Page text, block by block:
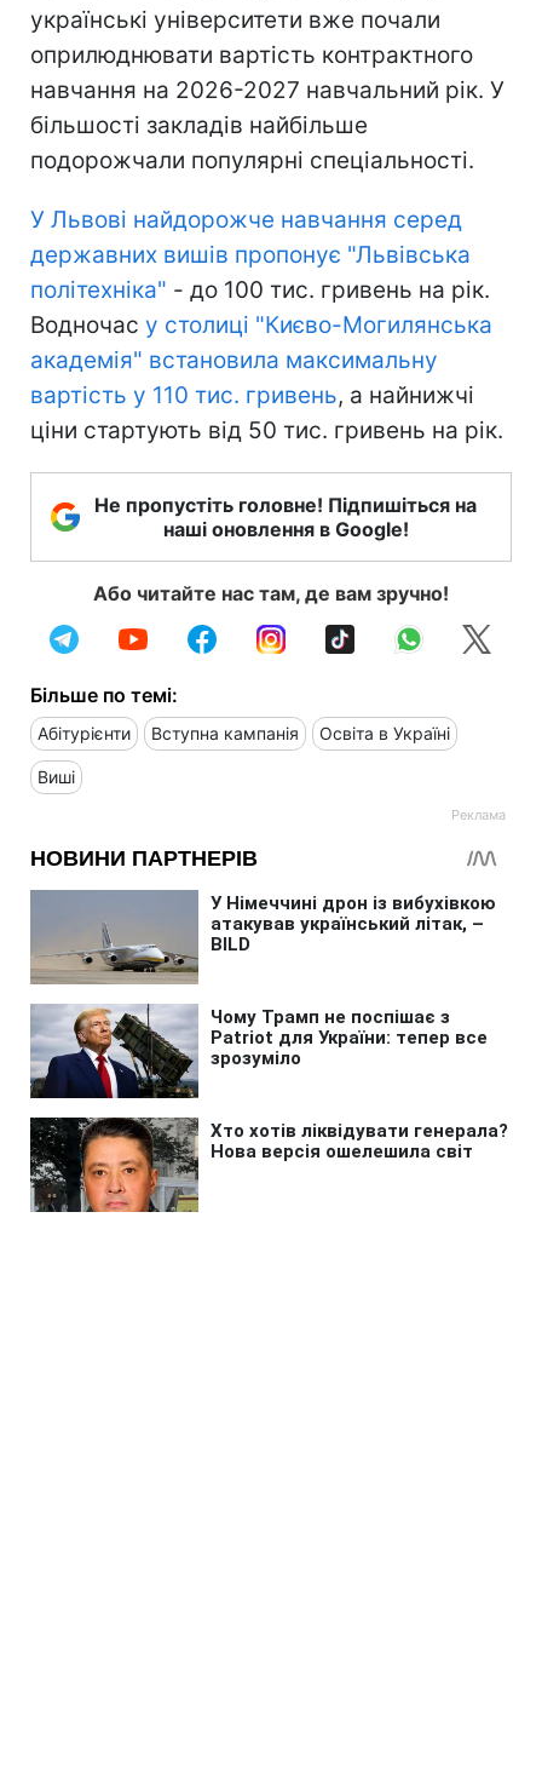
українські університети вже почали
оприлюднювати вартість контрактного
навчання на 2026-2027 навчальний рік. У
більшості закладів найбільше
подорожчали популярні спеціальності.
У Львові найдорожче навчання серед
державних вишів пропонує "Львівська
політехніка" - до 100 тис. гривень на рік.
Водночас у столиці "Києво-Могилянська
академія" встановила максимальну
вартість у 110 тис. гривень, а найнижчі
ціни стартують від 50 тис. гривень на рік.
Не пропустіть головне! Підпишіться на
наші оновлення в Google!
Або читайте нас там, де вам зручно!
Більше по темі:
Абітурієнти Вступна кампанія Освіта в Україні
Виші